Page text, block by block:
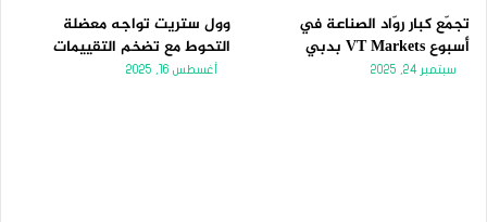
تجمّع كبار روّاد الصناعة في
أسبوع VT Markets بدبي
سبتمبر 24, 2025
وول ستريت تواجه معضلة
التحوط مع تضخم التقييمات
أغسطس 16, 2025